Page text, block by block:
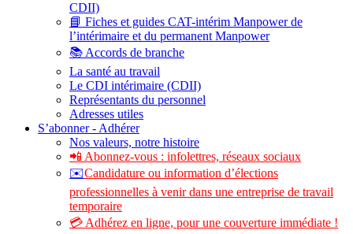
CDII)
📘 Fiches et guides CAT-intérim Manpower de
l’intérimaire et du permanent Manpower
📚 Accords de branche
La santé au travail
Le CDI intérimaire (CDII)
Représentants du personnel
Adresses utiles
S’abonner - Adhérer
Nos valeurs, notre histoire
📲 Abonnez-vous : infolettres, réseaux sociaux
✉️Candidature ou information d’élections
professionnelles à venir dans une entreprise de travail
temporaire
💳 Adhérez en ligne, pour une couverture immédiate !